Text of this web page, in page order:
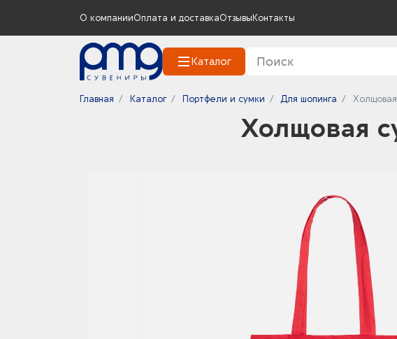
О компанииОплата и доставкаОтзывы Контакты
Каталог
Главная Каталог Портфели и сумки Для шопинга
Холщовая